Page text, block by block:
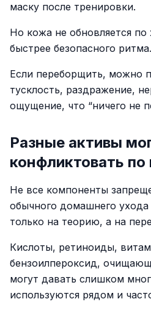
маску после тренировки.
Но кожа не обновляется
быстрее безопасного ритма.
Если переборщить, можно
тусклость, раздражение,
ощущение, что “ничего не
Разные активы
конфликтовать по
Не все компоненты
обычного домашнего
только на теорию, а на
Кислоты, ретиноиды,
бензоилпероксид,
могут давать слишком
используются рядом и